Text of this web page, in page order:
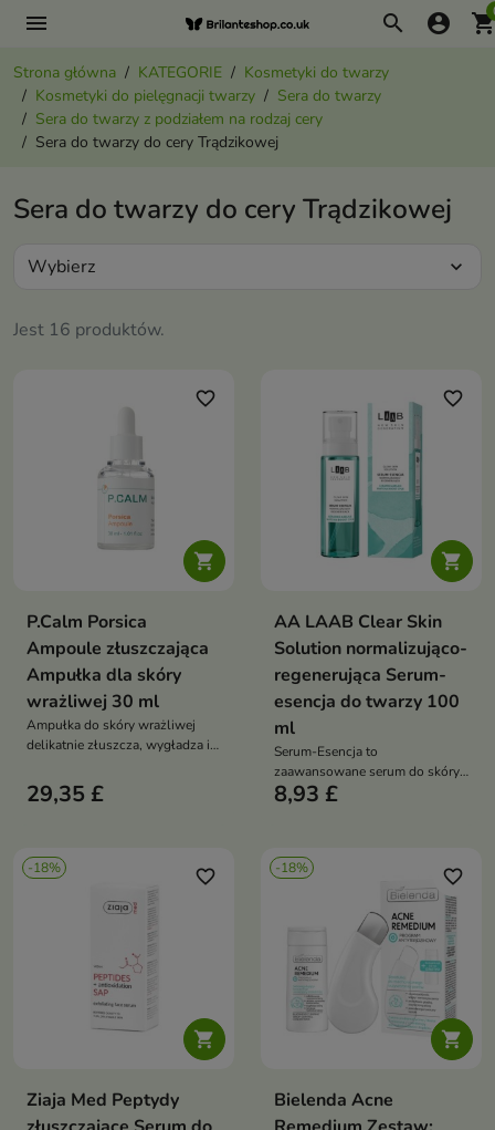
menu search account_circle
Strona główna KATEGORIE
Kosmetyki do twarzy
Kosmetyki do pielęgnacji twarzy
Sera do twarzy
Sera do twarzy z podziałem na rodzaj cery
Sera do twarzy do cery Trądzikowej
Sera do twarzy do cery Trądzikowej
Jest 16 produktów.
Wybierz expand_more

favorite_border
P.Calm Porsica
Ampoule złuszczająca
Ampułka dla skóry
wrażliwej 30 ml
Ampułka do skóry wrażliwej
delikatnie złuszcza, wygładza i
Formuła z 76,38% ekstraktu z
wąkroty azjatyckiej,
hialuronowym pomaga
redukować zaskórniki oraz
poprawić teksturę skóry
29,35 £

favorite_border
AA LAAB Clear Skin
Solution normalizująco-
regenerująca Serum-
esencja do twarzy 100
ml
Serum-Esencja to
zaawansowane serum do skóry
mieszanej, tłustej i skłonnej do
glikolowym i glutationem
wspiera redukcję zmian
skórnych, przebarwień oraz
blizn potrądzikowych,
jednocześnie zapewniając
nawilżenie i komfort skóry
8,93 £
-18%

favorite_border
Ziaja Med Peptydy
-18%

favorite_border
Bielenda Acne